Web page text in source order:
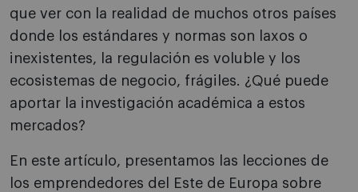
que ver con la realidad de muchos otros países
donde los estándares y normas son laxos o
inexistentes, la regulación es voluble y los
ecosistemas de negocio, frágiles. ¿Qué puede
aportar la investigación académica a estos
mercados?
En este artículo, presentamos las lecciones de
los emprendedores del Este de Europa sobre